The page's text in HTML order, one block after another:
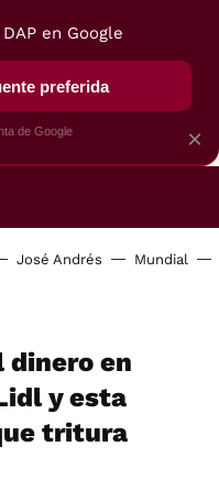
AIRE GUÍAS DE
José Andrés Mundial
dinero en
y esta
tritura
×
en Google
preferida
de Google